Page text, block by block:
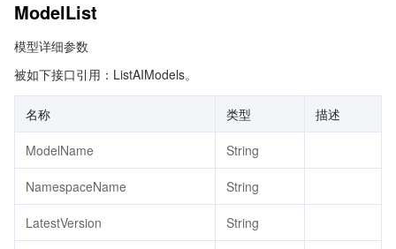
ModelList
模型详细参数
被如下接口引用：ListAIModels。
名称 类型 描述
ModelName String
NamespaceName String
LatestVersion String